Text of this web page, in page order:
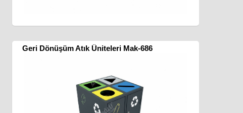
Geri Dönüşüm Atık Üniteleri Mak-686